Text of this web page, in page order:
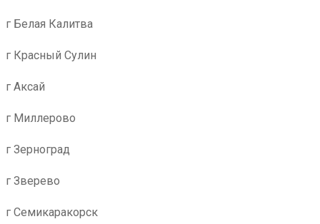
г Белая Калитва
г Красный Сулин
г Аксай
г Миллерово
г Зерноград
г Зверево
г Семикаракорск